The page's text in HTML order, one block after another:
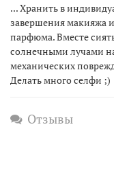
... Хранить в
завершения макияжа
парфюма. Вместе
солнечными лучами
механических
Делать много селфи ;)
Отзывы